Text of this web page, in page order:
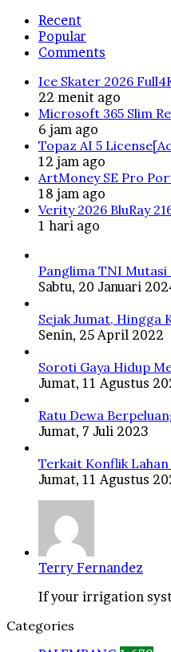
Recent
Popular
Comments
Ice Skater 2026
22 menit ago
Microsoft 365 Slim
6 jam ago
Topaz AI 5
12 jam ago
ArtMoney SE Pro
18 jam ago
Verity 2026 BluRay
1 hari ago
Panglima TNI
Sabtu, 20 Januari
Sejak Jumat, Hingga
Senin, 25 April 2022
Soroti Gaya Hidup
Jumat, 11 Agustus
Ratu Dewa
Jumat, 7 Juli 2023
Terkait Konflik Lahan
Jumat, 11 Agustus
Terry Fernandez
If your irrigation
Categories